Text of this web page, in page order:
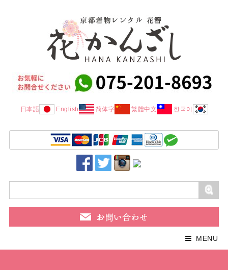
日本語 English 简体字 繁體中文 한국어
MENU